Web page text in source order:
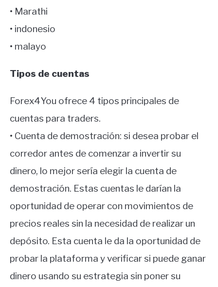
• Marathi
• indonesio
• malayo
Tipos de cuentas
Forex4You ofrece 4 tipos principales de
cuentas para traders.
• Cuenta de demostración: si desea probar el
corredor antes de comenzar a invertir su
dinero, lo mejor sería elegir la cuenta de
demostración. Estas cuentas le darían la
oportunidad de operar con movimientos de
precios reales sin la necesidad de realizar un
depósito. Esta cuenta le da la oportunidad de
probar la plataforma y verificar si puede ganar
dinero usando su estrategia sin poner su